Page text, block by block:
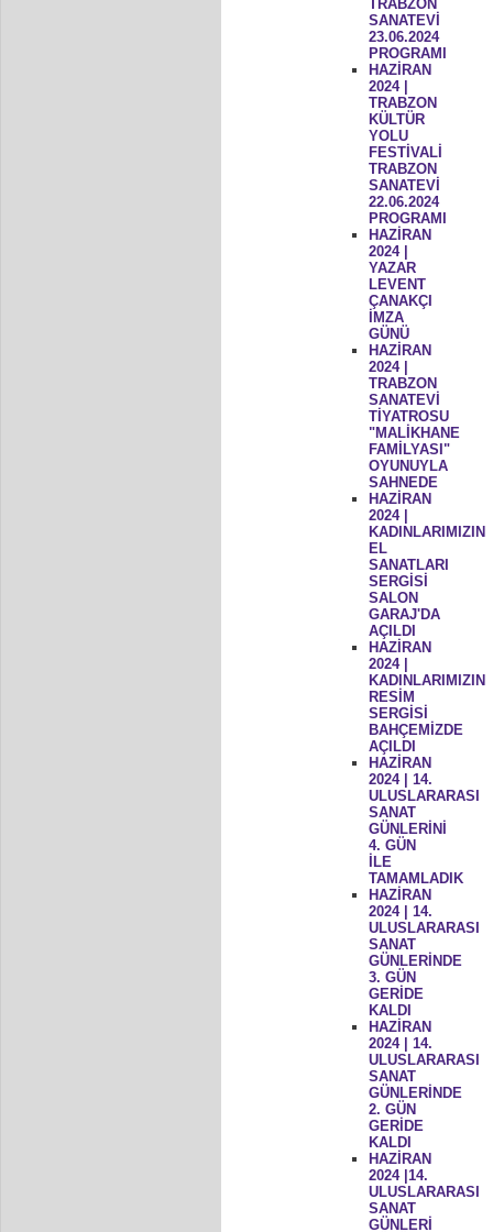
TRABZON
SANATEVİ
23.06.2024
PROGRAMI
HAZİRAN
2024 |
TRABZON
KÜLTÜR
YOLU
FESTİVALİ
TRABZON
SANATEVİ
22.06.2024
PROGRAMI
HAZİRAN
2024 |
YAZAR
LEVENT
ÇANAKÇI
İMZA
GÜNÜ
HAZİRAN
2024 |
TRABZON
SANATEVİ
TİYATROSU
"MALİKHANE
FAMİLYASI"
OYUNUYLA
SAHNEDE
HAZİRAN
2024 |
KADINLARIMIZIN
EL
SANATLARI
SERGİSİ
SALON
GARAJ'DA
AÇILDI
HAZİRAN
2024 |
KADINLARIMIZIN
RESİM
SERGİSİ
BAHÇEMİZDE
AÇILDI
HAZİRAN
2024 | 14.
ULUSLARARASI
SANAT
GÜNLERİNİ
4. GÜN
İLE
TAMAMLADIK
HAZİRAN
2024 | 14.
ULUSLARARASI
SANAT
GÜNLERİNDE
3. GÜN
GERİDE
KALDI
HAZİRAN
2024 | 14.
ULUSLARARASI
SANAT
GÜNLERİNDE
2. GÜN
GERİDE
KALDI
HAZİRAN
2024 |14.
ULUSLARARASI
SANAT
GÜNLERİ